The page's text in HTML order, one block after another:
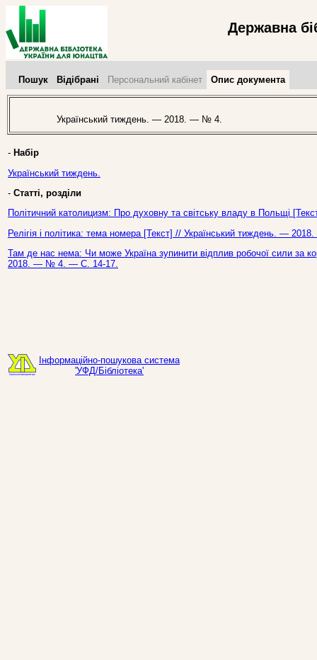
Державна
Пошук Відібрані Персональний кабінет Опис документа
Український тиждень. — 2018. — № 4.
- Набір
Український тиждень.
- Статті, розділи
Політичний католицизм: Про духовну та світську владу в Польщі
Релігія і політика: тема номера [Текст] // Український тиждень. —
Там де нас нема: Чи може Україна зупинити відплив робочої сили
2018. — № 4. — С. 14-17.
Інформаційно-пошукова система
'УФД/Бібліотека'